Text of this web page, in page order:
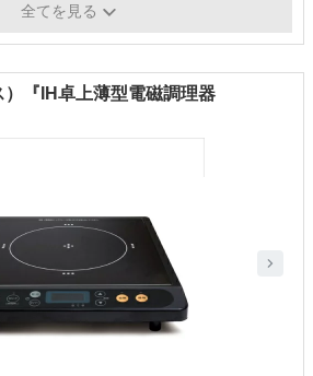
全てを見る
『IH卓上薄型電磁調理器